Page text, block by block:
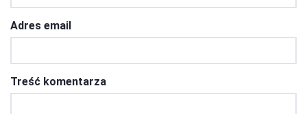
Adres email
Treść komentarza